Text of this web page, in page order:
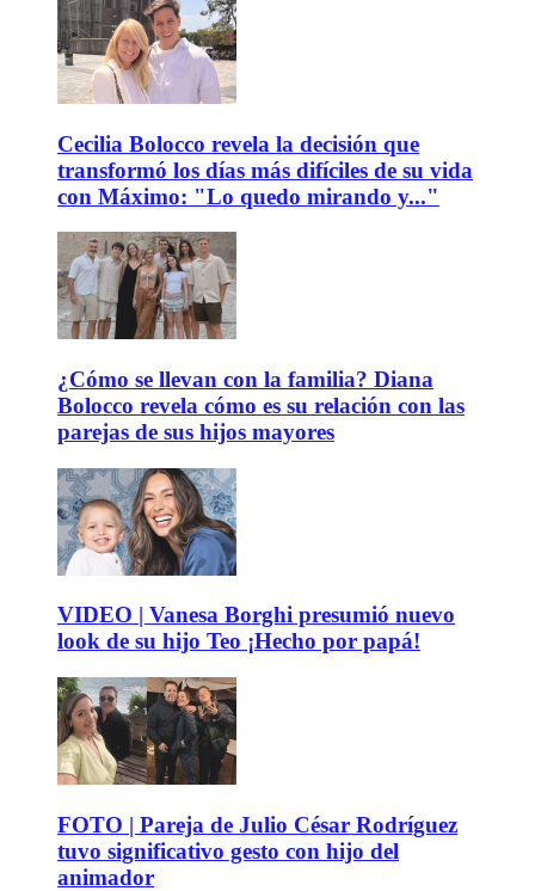
Cecilia Bolocco revela la decisión que
transformó los días más difíciles de su vida
con Máximo: "Lo quedo mirando y..."
¿Cómo se llevan con la familia? Diana
Bolocco revela cómo es su relación con las
parejas de sus hijos mayores
VIDEO | Vanesa Borghi presumió nuevo
look de su hijo Teo ¡Hecho por papá!
FOTO | Pareja de Julio César Rodríguez
tuvo significativo gesto con hijo del
animador